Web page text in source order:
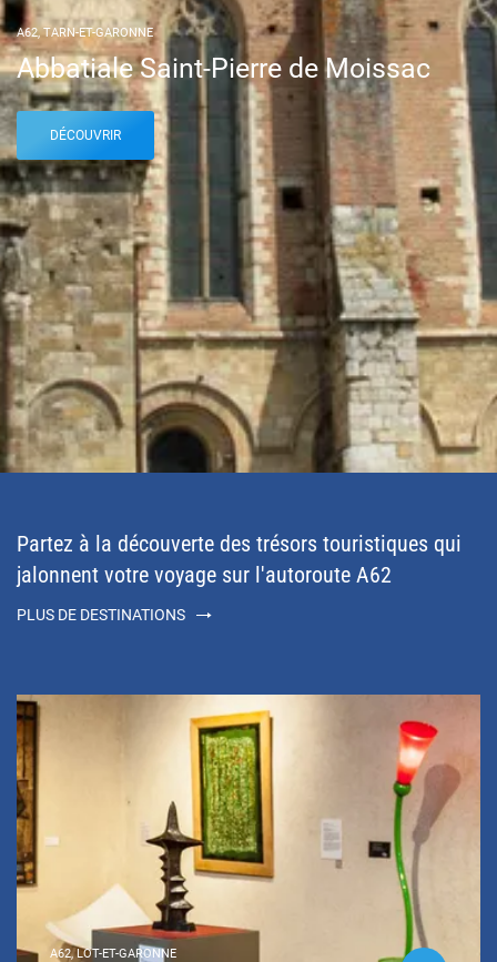
A62, TARN-ET-GARONNE
Abbatiale Saint-Pierre de Moissac
DÉCOUVRIR
Partez à la découverte des trésors touristiques qui
jalonnent votre voyage sur l'autoroute A62
PLUS DE DESTINATIONS
A62, LOT-ET-GARONNE